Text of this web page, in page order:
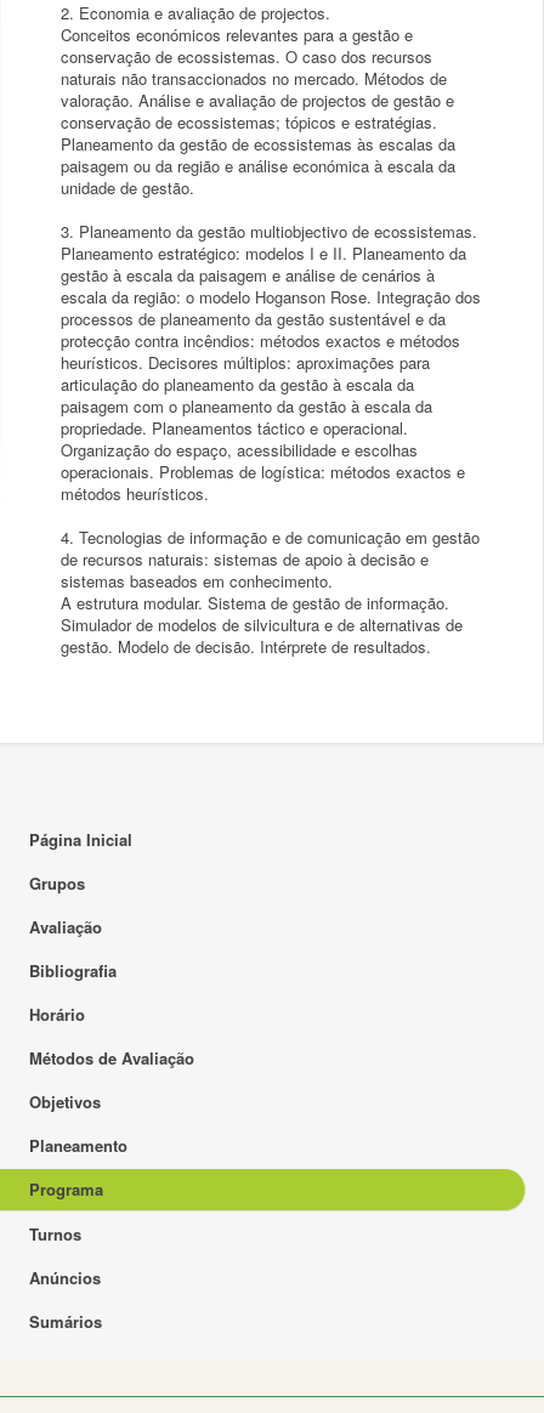
2. Economia e avaliação de projectos.
Conceitos económicos relevantes para a gestão e
conservação de ecossistemas. O caso dos recursos
naturais não transaccionados no mercado. Métodos de
valoração. Análise e avaliação de projectos de gestão e
conservação de ecossistemas; tópicos e estratégias.
Planeamento da gestão de ecossistemas às escalas da
paisagem ou da região e análise económica à escala da
unidade de gestão.
3. Planeamento da gestão multiobjectivo de ecossistemas.
Planeamento estratégico: modelos I e II. Planeamento da
gestão à escala da paisagem e análise de cenários à
escala da região: o modelo Hoganson Rose. Integração dos
processos de planeamento da gestão sustentável e da
protecção contra incêndios: métodos exactos e métodos
heurísticos. Decisores múltiplos: aproximações para
articulação do planeamento da gestão à escala da
paisagem com o planeamento da gestão à escala da
propriedade. Planeamentos táctico e operacional.
Organização do espaço, acessibilidade e escolhas
operacionais. Problemas de logística: métodos exactos e
métodos heurísticos.
4. Tecnologias de informação e de comunicação em gestão
de recursos naturais: sistemas de apoio à decisão e
sistemas baseados em conhecimento.
A estrutura modular. Sistema de gestão de informação.
Simulador de modelos de silvicultura e de alternativas de
gestão. Modelo de decisão. Intérprete de resultados.
Página Inicial
Grupos
Avaliação
Bibliografia
Horário
Métodos de Avaliação
Objetivos
Planeamento
Programa
Turnos
Anúncios
Sumários